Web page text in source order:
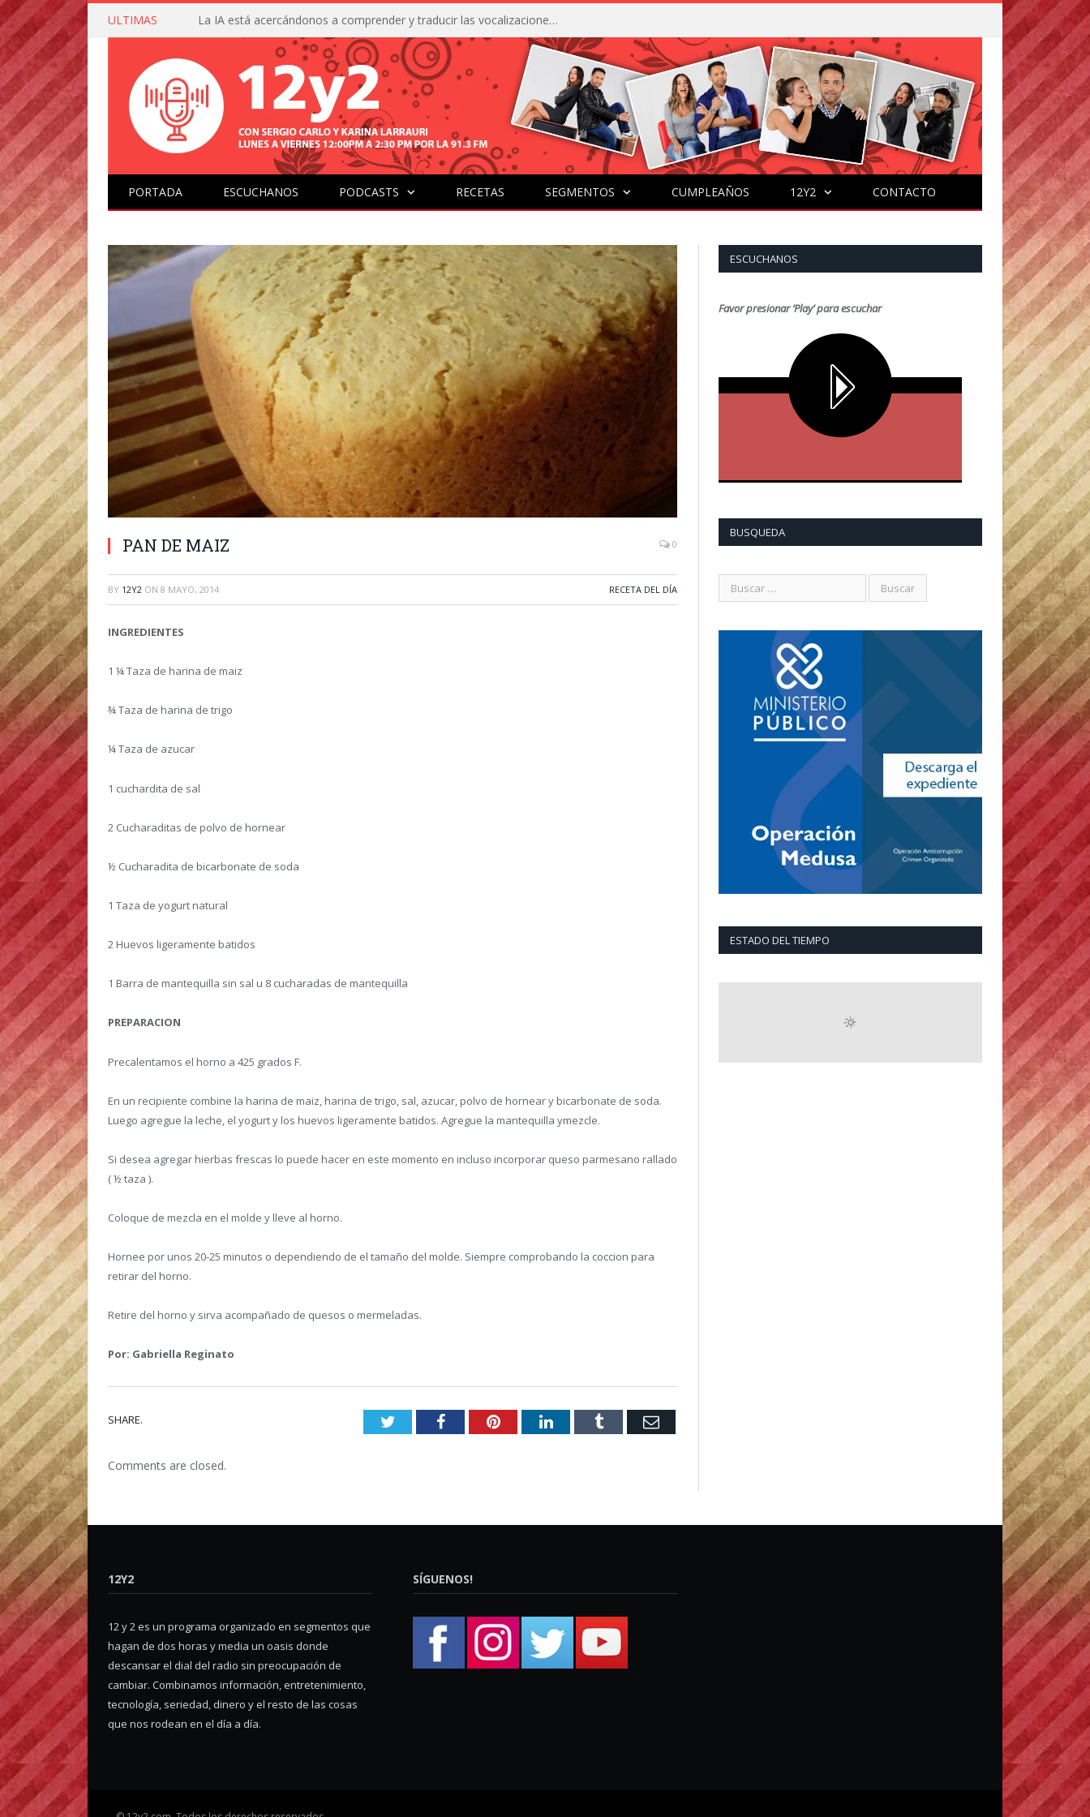
ULTIMAS La IA está acercándonos a comprender y traducir las vocalizaciones y comportamientos de nuestras mascotas
PORTADA ESCUCHANOS PODCASTS RECETAS SEGMENTOS CUMPLEAÑOS 12Y2 CONTACTO
PAN DE MAIZ 0
BY 12Y2 ON 8 MAYO, 2014 RECETA DEL DÍA
INGREDIENTES
1 ¼ Taza de harina de maiz
¾ Taza de harina de trigo
¼ Taza de azucar
1 cuchardita de sal
2 Cucharaditas de polvo de hornear
½ Cucharadita de bicarbonate de soda
1 Taza de yogurt natural
2 Huevos ligeramente batidos
1 Barra de mantequilla sin sal u 8 cucharadas de mantequilla
PREPARACION
Precalentamos el horno a 425 grados F.
En un recipiente combine la harina de maiz, harina de trigo, sal, azucar, polvo de hornear y bicarbonate de soda.
Luego agregue la leche, el yogurt y los huevos ligeramente batidos. Agregue la mantequilla ymezcle.
Si desea agregar hierbas frescas lo puede hacer en este momento en incluso incorporar queso parmesano rallado
( ½ taza ).
Coloque de mezcla en el molde y lleve al horno.
Hornee por unos 20-25 minutos o dependiendo de el tamaño del molde. Siempre comprobando la coccion para
retirar del horno.
Retire del horno y sirva acompañado de quesos o mermeladas.
Por: Gabriella Reginato
SHARE. TwitterFacebookPinterestLinkedInTumblr Email
Comments are closed.
ESCUCHANOS
Favor presionar ‘Play’ para escuchar
BUSQUEDA
ESTADO DEL TIEMPO
12Y2
12 y 2 es un programa organizado en segmentos que
hagan de dos horas y media un oasis donde
descansar el dial del radio sin preocupación de
cambiar. Combinamos información, entretenimiento,
tecnología, seriedad, dinero y el resto de las cosas
que nos rodean en el día a día.
SÍGUENOS!